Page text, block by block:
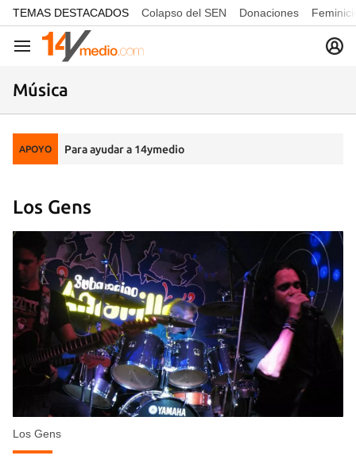
common.go-to-content
TEMAS DESTACADOS Colapso del SEN Donaciones
Navegación
Música
APOYO Para ayudar a 14ymedio
Los Gens
Los Gens